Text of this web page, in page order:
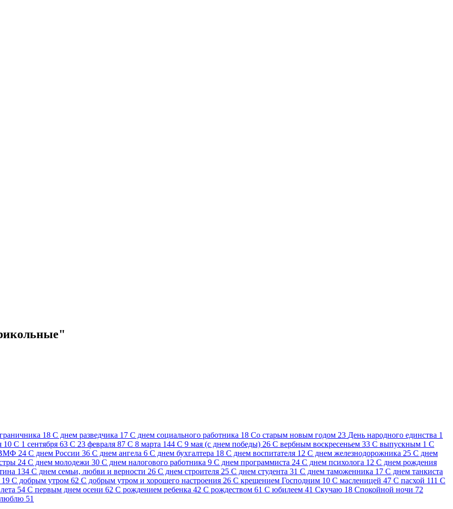
18 C днем разведчика 17 C днем социального работника 18 Cо старым новым годом 23 День народного единства 1
10 С 1 сентября 63 С 23 февраля 87 С 8 марта 144 С 9 мая (с днем победы) 26 С вербным воскресеньем 33 С выпускным 1 С
24 С днем России 36 С днем ангела 6 С днем бухгалтера 18 С днем воспитателя 12 С днем железнодорожника 25 С днем
24 С днем молодежи 30 С днем налогового работника 9 С днем программиста 24 С днем психолога 12 С днем рождения
134 С днем семьи, любви и верности 26 С днем строителя 25 С днем студента 31 С днем таможенника 17 С днем танкиста
19 С добрым утром 62 С добрым утром и хорошего настроения 26 С крещением Господним 10 С масленицей 47 С пасхой 111 С
54 С первым днем осени 62 С рождением ребенка 42 С рождеством 61 С юбилеем 41 Скучаю 18 Спокойной ночи 72
51